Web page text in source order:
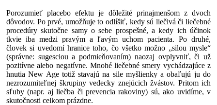
Porozumieť placebo efektu je dôležité prinajmenšom z dvoch
dôvodov. Po prvé, umožňuje to odlíšiť, kedy sú liečivá či liečebné
procedúry skutočne samy o sebe prospešné, a kedy ich účinok
tkvie iba medzi pravým a ľavým uchom pacienta. Po druhé,
človek si uvedomí hranice toho, čo všetko možno „silou mysle“
(správne: sugesciou a podmieňovaním) naozaj ovplyvniť, či už
pozitívne alebo negatívne. Mnohé liečebné smery vychádzajúce z
hnutia New Age totiž stavajú na sile myšlienky a obaľujú ju do
nezrozumiteľnej škrupiny vedecky znejúcich žvástov. Pritom ich
sľuby (napr. aj liečba či prevencia rakoviny) sú, ako uvidíme, v
skutočnosti celkom prázdne.